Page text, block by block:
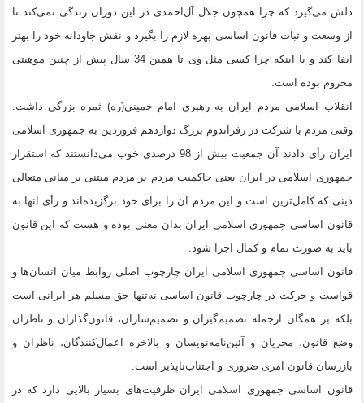
دلش می‌گیرد که چرا همچون جلال آل‌احمدی در این دوران زندگی نمی‌کند تا
از وسعت و ثبات قانون اساسی بهره لازم را بگیرد و نقش جاودانه خود را بهتر
ایفا کند و یا اینکه چرا کسی مثل وی تا همین 34 سال پیش از چنین موهبتی
محروم بوده است.
انقلاب اسلامی مردم ایران به رهبری امام خمینی(ره) ثمره بزرگی داشت.
وقتی مردم با شرکت در رفراندوم بزرگ دوازدهم فروردین به جمهوری اسلامی
ایران رأی دادند آن جمعیت بیش از 98 درصدی خوب می‌دانستند که استقرار
جمهوری اسلامی در ایران یعنی حاکمیت مردم بر مردم مبتنی بر مبانی متعالی
دینی که کامل‌ترین است و این مردم آن را برای خود برگزیده‌اند و رأی آنها به
قانون اساسی جمهوری اسلامی ایران بدان معنی بوده و هست که این قانون
باید به صورت تمام و کمال اجرا شود.
قانون اساسی جمهوری اسلامی ایران چارچوب اصلی روابط میان انسان‌ها و
قواست و حرکت در چارچوب قانون اساسی نه‌تنها حق مسلم هر ایرانی است
بلکه بر همگان ازجمله تصمیم‌گیران و تصمیم‌سازان، قانون‌گذاران و ناظران
وضع قانون، مجریان و آئین‌نامه‌نویسان و بالاخره اعمال‌کنندگان، ناظران و
بازرسان قانون امری ضروری و اجتناب‌ناپذیر است.
قانون اساسی جمهوری اسلامی ایران ظرفیت‌های بسیار بالایی دارد که در